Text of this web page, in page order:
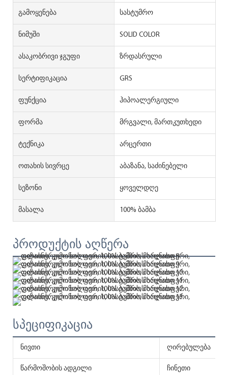
Გამოყენება სასტუმრო
Ნიმუში SOLID COLOR
Ასაკობრივი Ჯგუფი ზრდასრული
Სერტიფიკაცია GRS
Ფუნქცია ჰიპოალერგიული
Ფორმა მრგვალი, მართკუთხედი
Ტექნიკა არცერთი
Ოთახის Სივრცე აბაზანა, საძინებელი
Სეზონი ყოველდღე
Მასალა 100% ბამბა
პროდუქტის აღწერა
სპეციფიკაცია
ნივთი ღირებულება
წარმოშობის ადგილი ჩინეთი